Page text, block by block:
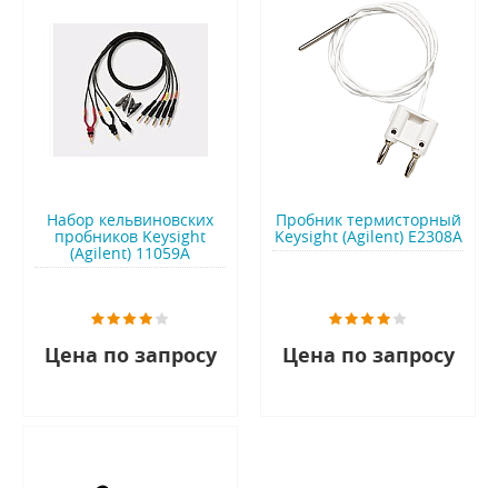
Набор кельвиновских
пробников Keysight
(Agilent) 11059A
Цена по запросу
Пробник термисторный
Keysight (Agilent) E2308A
Цена по запросу